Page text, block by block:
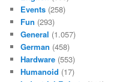
Events (258)
Fun (293)
General (1.057)
German (458)
Hardware (553)
Humanoid (17)